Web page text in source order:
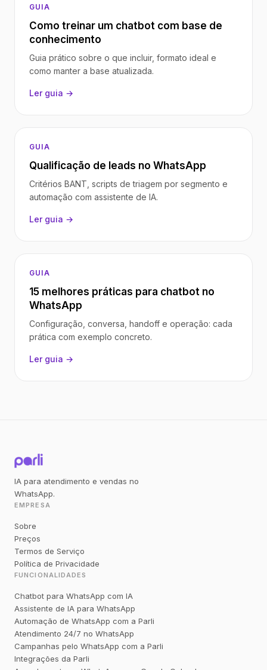
GUIA
Como treinar um chatbot com base de
conhecimento
Guia prático sobre o que incluir, formato ideal e
como manter a base atualizada.
Ler guia →
GUIA
Qualificação de leads no WhatsApp
Critérios BANT, scripts de triagem por segmento e
automação com assistente de IA.
Ler guia →
GUIA
15 melhores práticas para chatbot no
WhatsApp
Configuração, conversa, handoff e operação: cada
prática com exemplo concreto.
Ler guia →
IA para atendimento e vendas no
WhatsApp.
EMPRESA
Sobre
Preços
Termos de Serviço
Política de Privacidade
FUNCIONALIDADES
Chatbot para WhatsApp com IA
Assistente de IA para WhatsApp
Automação de WhatsApp com a Parli
Atendimento 24/7 no WhatsApp
Campanhas pelo WhatsApp com a Parli
Integrações da Parli